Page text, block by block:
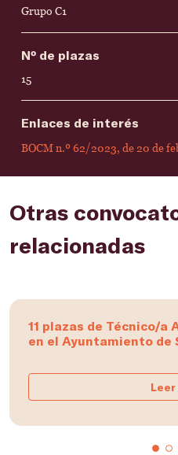
Grupo C1
Nº de plazas
15
Enlaces de interés
BOCM n.º 62/2023, de 20 de
Otras
relacionadas
11 plazas de Técnico/
en el Ayuntamiento de
Leer